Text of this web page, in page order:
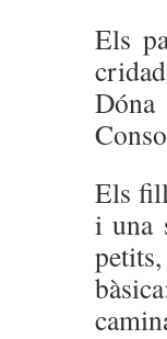
Els
Els
i una